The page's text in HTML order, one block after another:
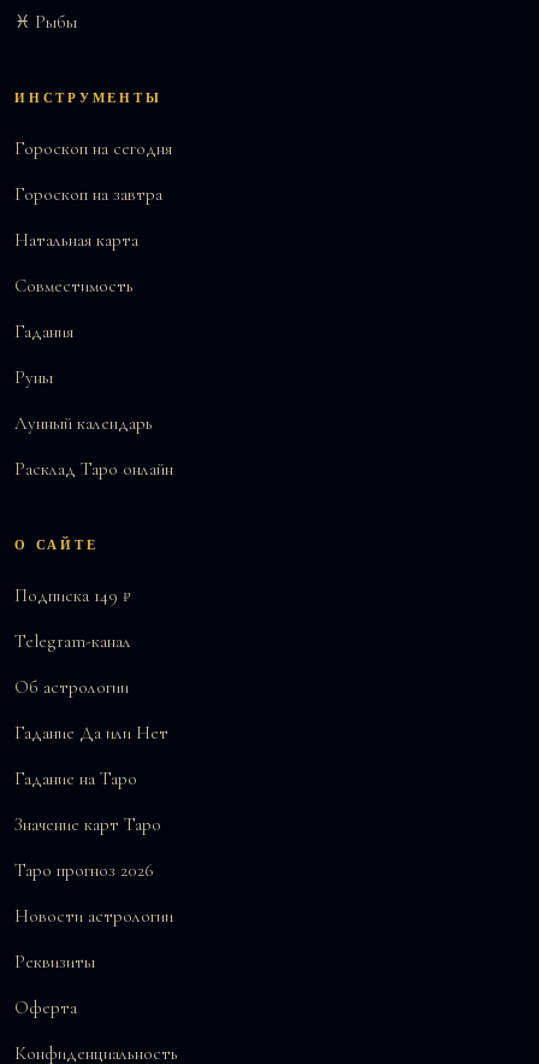
♓ Рыбы
ИНСТРУМЕНТЫ
Гороскоп на сегодня
Гороскоп на завтра
Натальная карта
Совместимость
Гадания
Руны
Лунный календарь
Расклад Таро онлайн
О САЙТЕ
Подписка 149 ₽
Telegram-канал
Об астрологии
Гадание Да или Нет
Гадание на Таро
Значение карт Таро
Таро прогноз 2026
Новости астрологии
Реквизиты
Оферта
Конфиденциальность